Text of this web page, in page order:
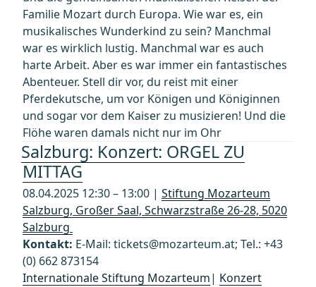
Familie Mozart durch Europa. Wie war es, ein
musikalisches Wunderkind zu sein? Manchmal
war es wirklich lustig. Manchmal war es auch
harte Arbeit. Aber es war immer ein fantastisches
Abenteuer. Stell dir vor, du reist mit einer
Pferdekutsche, um vor Königen und Königinnen
und sogar vor dem Kaiser zu musizieren! Und die
Flöhe waren damals nicht nur im Ohr
Salzburg: Konzert: ORGEL ZU
MITTAG
08.04.2025 12:30 – 13:00 | Stiftung Mozarteum
Salzburg, Großer Saal, Schwarzstraße 26-28, 5020
Salzburg
Kontakt: E-Mail: tickets@mozarteum.at; Tel.: +43
(0) 662 873154
Internationale Stiftung Mozarteum| Konzert